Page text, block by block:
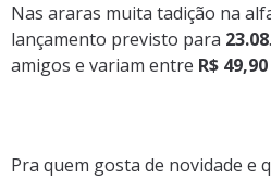
Nas araras muita tadição na
lançamento previsto para 23.08
amigos e variam entre R$
Pra quem gosta de novidade e